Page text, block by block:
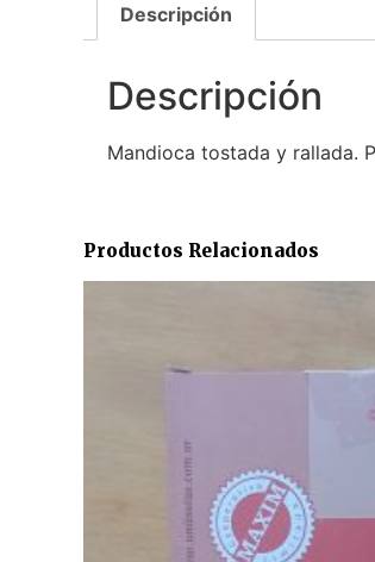
Descripción
Descripción
Mandioca tostada y rallada.
Productos Relacionados